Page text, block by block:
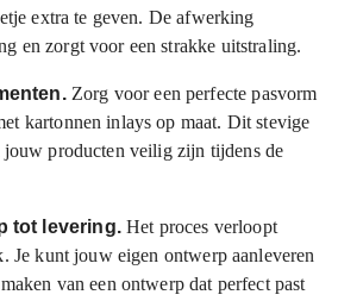
extra te geven. De afwerking
en zorgt voor een strakke uitstraling.
Zorg voor een perfecte pasvorm
kartonnen inlays op maat. Dit stevige
producten veilig zijn tijdens de
tot levering.Het proces verloopt
Je kunt jouw eigen ontwerp aanleveren
van een ontwerp dat perfect past